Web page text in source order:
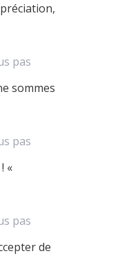
pas
sommes
pas
«
pas
de